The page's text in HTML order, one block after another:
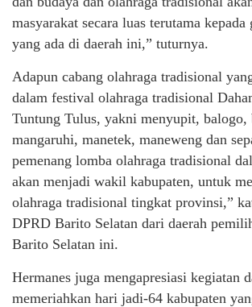
masyarakat secara luas terutama kepada
yang ada di daerah ini,” tuturnya.
Adapun cabang olahraga tradisional
dalam festival olahraga tradisional
Tuntung Tulus, yakni menyupit, balogo,
mangaruhi, manetek, maneweng dan
pemenang lomba olahraga tradisional
akan menjadi wakil kabupaten, untuk
olahraga tradisional tingkat provinsi,”
DPRD Barito Selatan dari daerah
Barito Selatan ini.
Hermanes juga mengapresiasi kegiatan
memeriahkan hari jadi-64 kabupaten